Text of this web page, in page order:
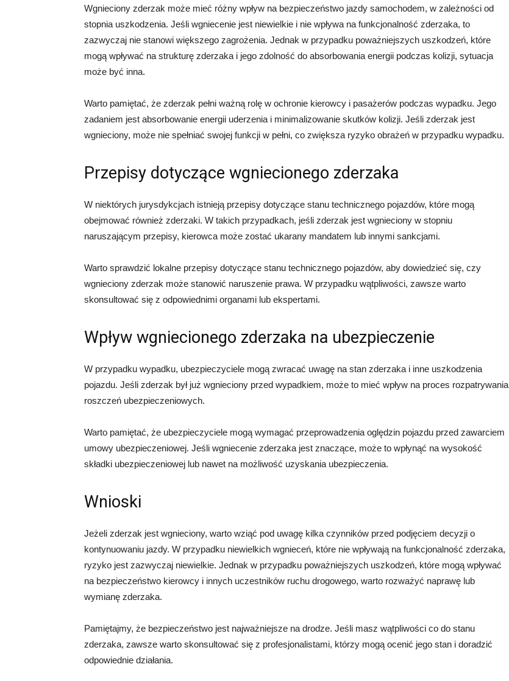
Wgnieciony zderzak może mieć różny wpływ na bezpieczeństwo jazdy samochodem, w zależności od
stopnia uszkodzenia. Jeśli wgniecenie jest niewielkie i nie wpływa na funkcjonalność zderzaka, to
zazwyczaj nie stanowi większego zagrożenia. Jednak w przypadku poważniejszych uszkodzeń, które
mogą wpływać na strukturę zderzaka i jego zdolność do absorbowania energii podczas kolizji, sytuacja
może być inna.
Warto pamiętać, że zderzak pełni ważną rolę w ochronie kierowcy i pasażerów podczas wypadku. Jego
zadaniem jest absorbowanie energii uderzenia i minimalizowanie skutków kolizji. Jeśli zderzak jest
wgnieciony, może nie spełniać swojej funkcji w pełni, co zwiększa ryzyko obrażeń w przypadku wypadku.
Przepisy dotyczące wgniecionego zderzaka
W niektórych jurysdykcjach istnieją przepisy dotyczące stanu technicznego pojazdów, które mogą
obejmować również zderzaki. W takich przypadkach, jeśli zderzak jest wgnieciony w stopniu
naruszającym przepisy, kierowca może zostać ukarany mandatem lub innymi sankcjami.
Warto sprawdzić lokalne przepisy dotyczące stanu technicznego pojazdów, aby dowiedzieć się, czy
wgnieciony zderzak może stanowić naruszenie prawa. W przypadku wątpliwości, zawsze warto
skonsultować się z odpowiednimi organami lub ekspertami.
Wpływ wgniecionego zderzaka na ubezpieczenie
W przypadku wypadku, ubezpieczyciele mogą zwracać uwagę na stan zderzaka i inne uszkodzenia
pojazdu. Jeśli zderzak był już wgnieciony przed wypadkiem, może to mieć wpływ na proces rozpatrywania
roszczeń ubezpieczeniowych.
Warto pamiętać, że ubezpieczyciele mogą wymagać przeprowadzenia oględzin pojazdu przed zawarciem
umowy ubezpieczeniowej. Jeśli wgniecenie zderzaka jest znaczące, może to wpłynąć na wysokość
składki ubezpieczeniowej lub nawet na możliwość uzyskania ubezpieczenia.
Wnioski
Jeżeli zderzak jest wgnieciony, warto wziąć pod uwagę kilka czynników przed podjęciem decyzji o
kontynuowaniu jazdy. W przypadku niewielkich wgnieceń, które nie wpływają na funkcjonalność zderzaka,
ryzyko jest zazwyczaj niewielkie. Jednak w przypadku poważniejszych uszkodzeń, które mogą wpływać
na bezpieczeństwo kierowcy i innych uczestników ruchu drogowego, warto rozważyć naprawę lub
wymianę zderzaka.
Pamiętajmy, że bezpieczeństwo jest najważniejsze na drodze. Jeśli masz wątpliwości co do stanu
zderzaka, zawsze warto skonsultować się z profesjonalistami, którzy mogą ocenić jego stan i doradzić
odpowiednie działania.